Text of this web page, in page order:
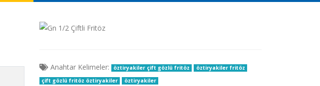
Anahtar Kelimeler: öztiryakiler çift gözlü fritöz
öztiryakiler fritöz
çift gözlü fritöz öztiryakiler
öztiryakiler